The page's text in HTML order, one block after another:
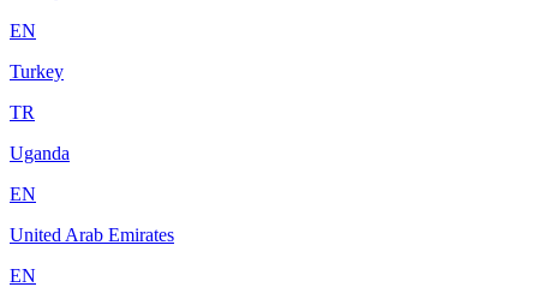
EN
Turkey
TR
Uganda
EN
United Arab Emirates
EN